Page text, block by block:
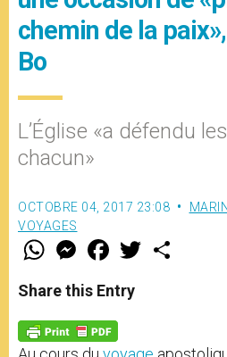
chemin de la
Bo
L’Église «a défendu
chacun»
OCTOBRE 04, 2017 23:08
VOYAGES
W
t
s
p
p
M
e
s
e
g
e
F
a
e
b
o
k
w
Share this Entry